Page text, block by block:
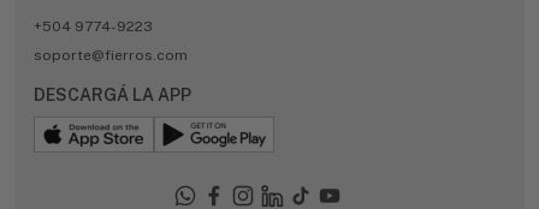
+504 9774-9223
soporte@fierros.com
DESCARGÁ LA APP